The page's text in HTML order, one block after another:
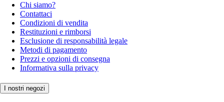
Chi siamo?
Contattaci
Condizioni di vendita
Restituzioni e rimborsi
Esclusione di responsabilità legale
Metodi di pagamento
Prezzi e opzioni di consegna
Informativa sulla privacy
I nostri negozi